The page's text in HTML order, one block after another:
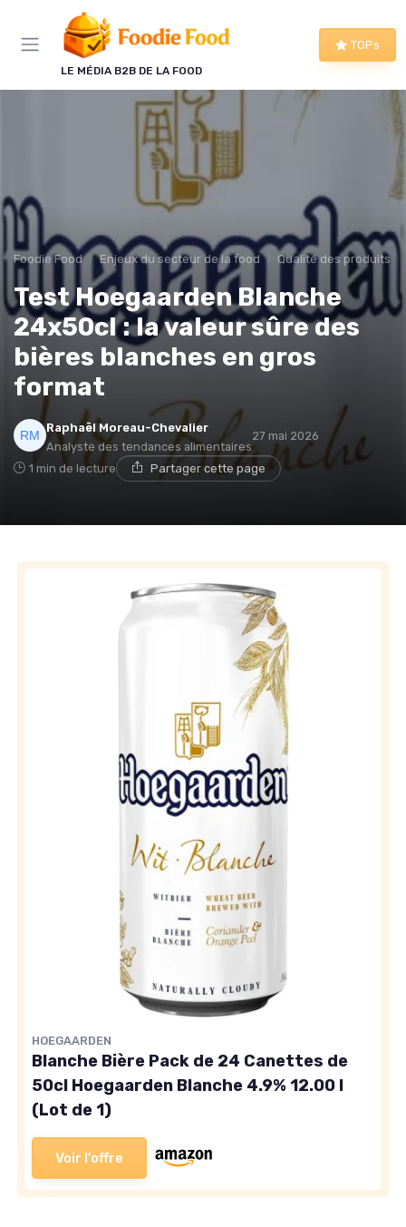
LE MÉDIA B2B DE LA FOOD
TOPs
Foodie Food Enjeux du secteur de la food Qualité des produits
Test Hoegaarden Blanche
24x50cl : la valeur sûre des
bières blanches en gros
format
Raphaël Moreau-Chevalier
Analyste des tendances alimentaires
27 mai 2026
1 min de lecture Partager cette page
HOEGAARDEN
Blanche Bière Pack de 24 Canettes de
50cl Hoegaarden Blanche 4.9% 12.00 l
(Lot de 1)
Voir l'offre
Panneau de gestion des cookies